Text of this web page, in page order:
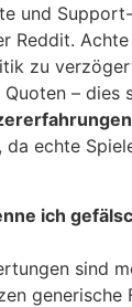
und
Reddit.
zu
– dies
da echte
ich
sind
generische